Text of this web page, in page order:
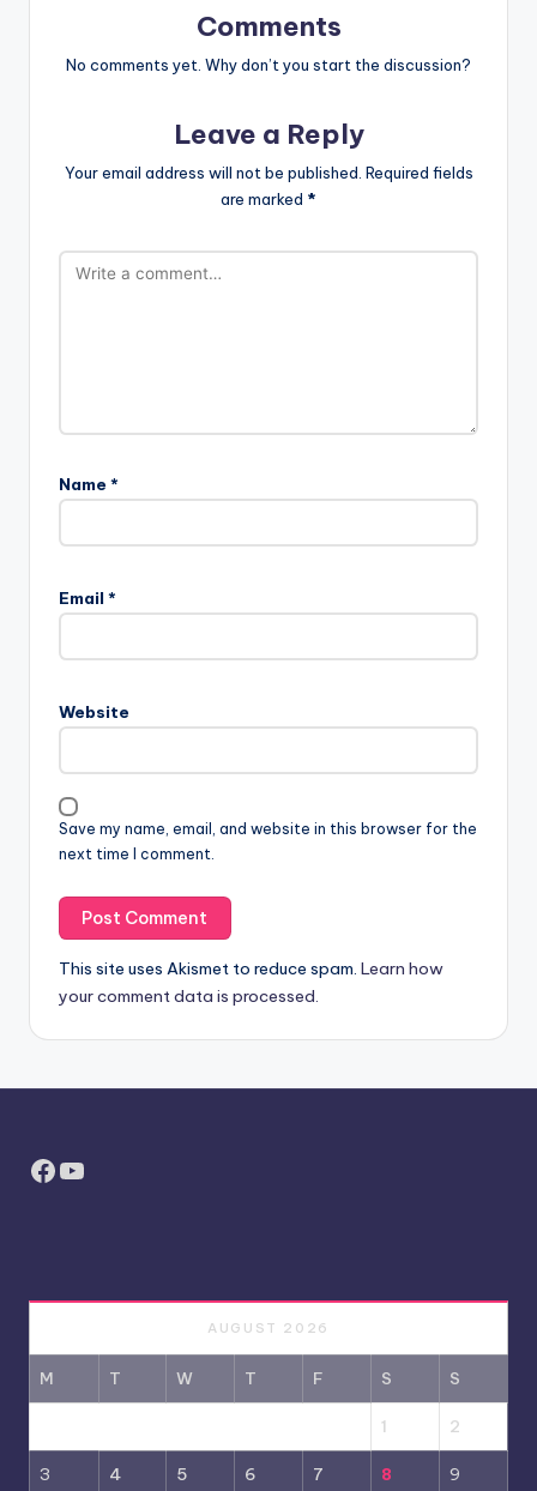
Comments
No comments yet. Why don’t you start the discussion?
Leave a Reply
Your email address will not be published. Required fields
are marked *
Name *
Email *
Website
Save my name, email, and website in this browser for the
next time I comment.
This site uses Akismet to reduce spam. Learn how
your comment data is processed.
Facebook
YouTube
AUGUST 2026
M T W T F S S
1 2
3 4 5 6 7 8 9